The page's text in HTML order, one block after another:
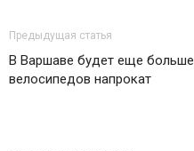
Предыдущая статья
В Варшаве будет еще больше
велосипедов напрокат